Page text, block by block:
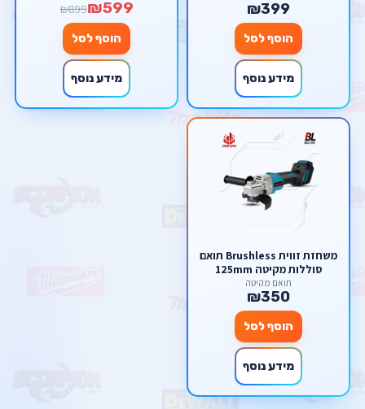
₪399
הוסף לסל
מידע נוסף
₪599
₪899
הוסף לסל
מידע נוסף
משחזת זווית Brushless תואם
סוללות מקיטה 125mm
תואם מקיטה
₪350
הוסף לסל
מידע נוסף